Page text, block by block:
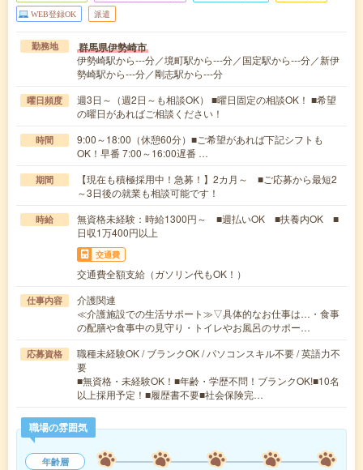
WEB登録OK 派遣
勤務地 群馬県伊勢崎市
伊勢崎駅から---分／境町駅から---分／国定駅から---分／新伊
勢崎駅から---分／剛志駅から---分
曜日頻度
週3日～（週2日～も相談OK） ■曜日固定の相談OK！ ■希望
の曜日があればご相談ください！
時間
9:00～18:00（休憩60分）■ご希望があれば下記シフトも
OK！早番 7:00～16:00遅番 …
期間
【現在も積極採用中！急募！】2カ月～ ■ご応募から最短2
～3日後の就業も相談可能です！
時給
無資格未経験：時給1300円～ ■週払いOK ■扶養内OK ■
日収1万400円以上
交通費
交通費全額支給（ガソリン代もOK！）
仕事内容
介護関連
≪介護施設での生活サポート≫▽具体的なお仕事は…・食事
の配膳や食事中の見守り・トイレやお風呂のサポー…
応募資格
職種未経験OK / ブランクOK / パソコンスキル不要 / 英語力不
要
■無資格・未経験OK！■年齢・学歴不問！ブランクOK!■10名
以上採用予定！■履歴書不要■社会保険完…
職場の雰囲気
年齢層